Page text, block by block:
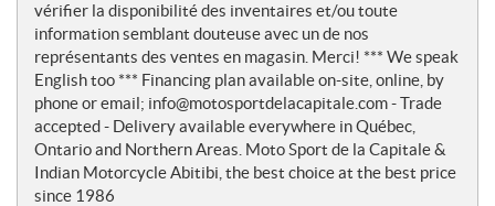
vérifier la disponibilité des inventaires et/ou toute
information semblant douteuse avec un de nos
représentants des ventes en magasin. Merci! *** We speak
English too *** Financing plan available on-site, online, by
phone or email; info@motosportdelacapitale.com - Trade
accepted - Delivery available everywhere in Québec,
Ontario and Northern Areas. Moto Sport de la Capitale &
Indian Motorcycle Abitibi, the best choice at the best price
since 1986